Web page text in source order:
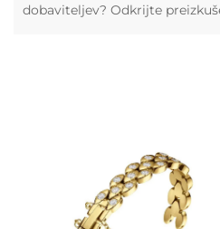
dobaviteljev? Odkrijte